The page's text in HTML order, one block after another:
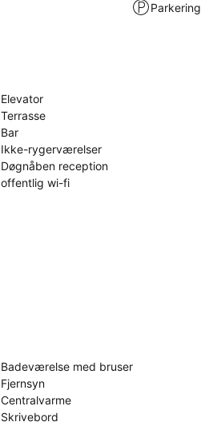
Parkering
Elevator
Terrasse
Bar
Ikke-rygerværelser
Døgnåben reception
offentlig wi-fi
Badeværelse med bruser
Fjernsyn
Centralvarme
Skrivebord